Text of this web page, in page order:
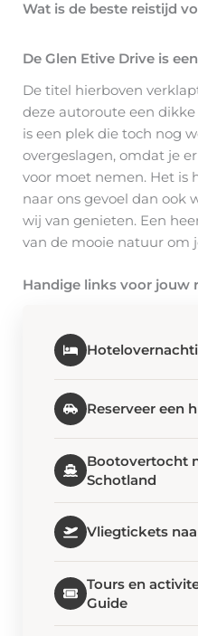
Wat is de beste reistijd
De Glen Etive Drive is
De titel hierboven
deze autoroute een
is een plek die toch nog
overgeslagen, omdat je
voor moet nemen. Het is
naar ons gevoel dan ook
wij van genieten. Een
van de mooie natuur om
Handige links voor jouw
Reserveer een
Bootovertocht
Schotland
Vliegtickets
Tours en
Guide